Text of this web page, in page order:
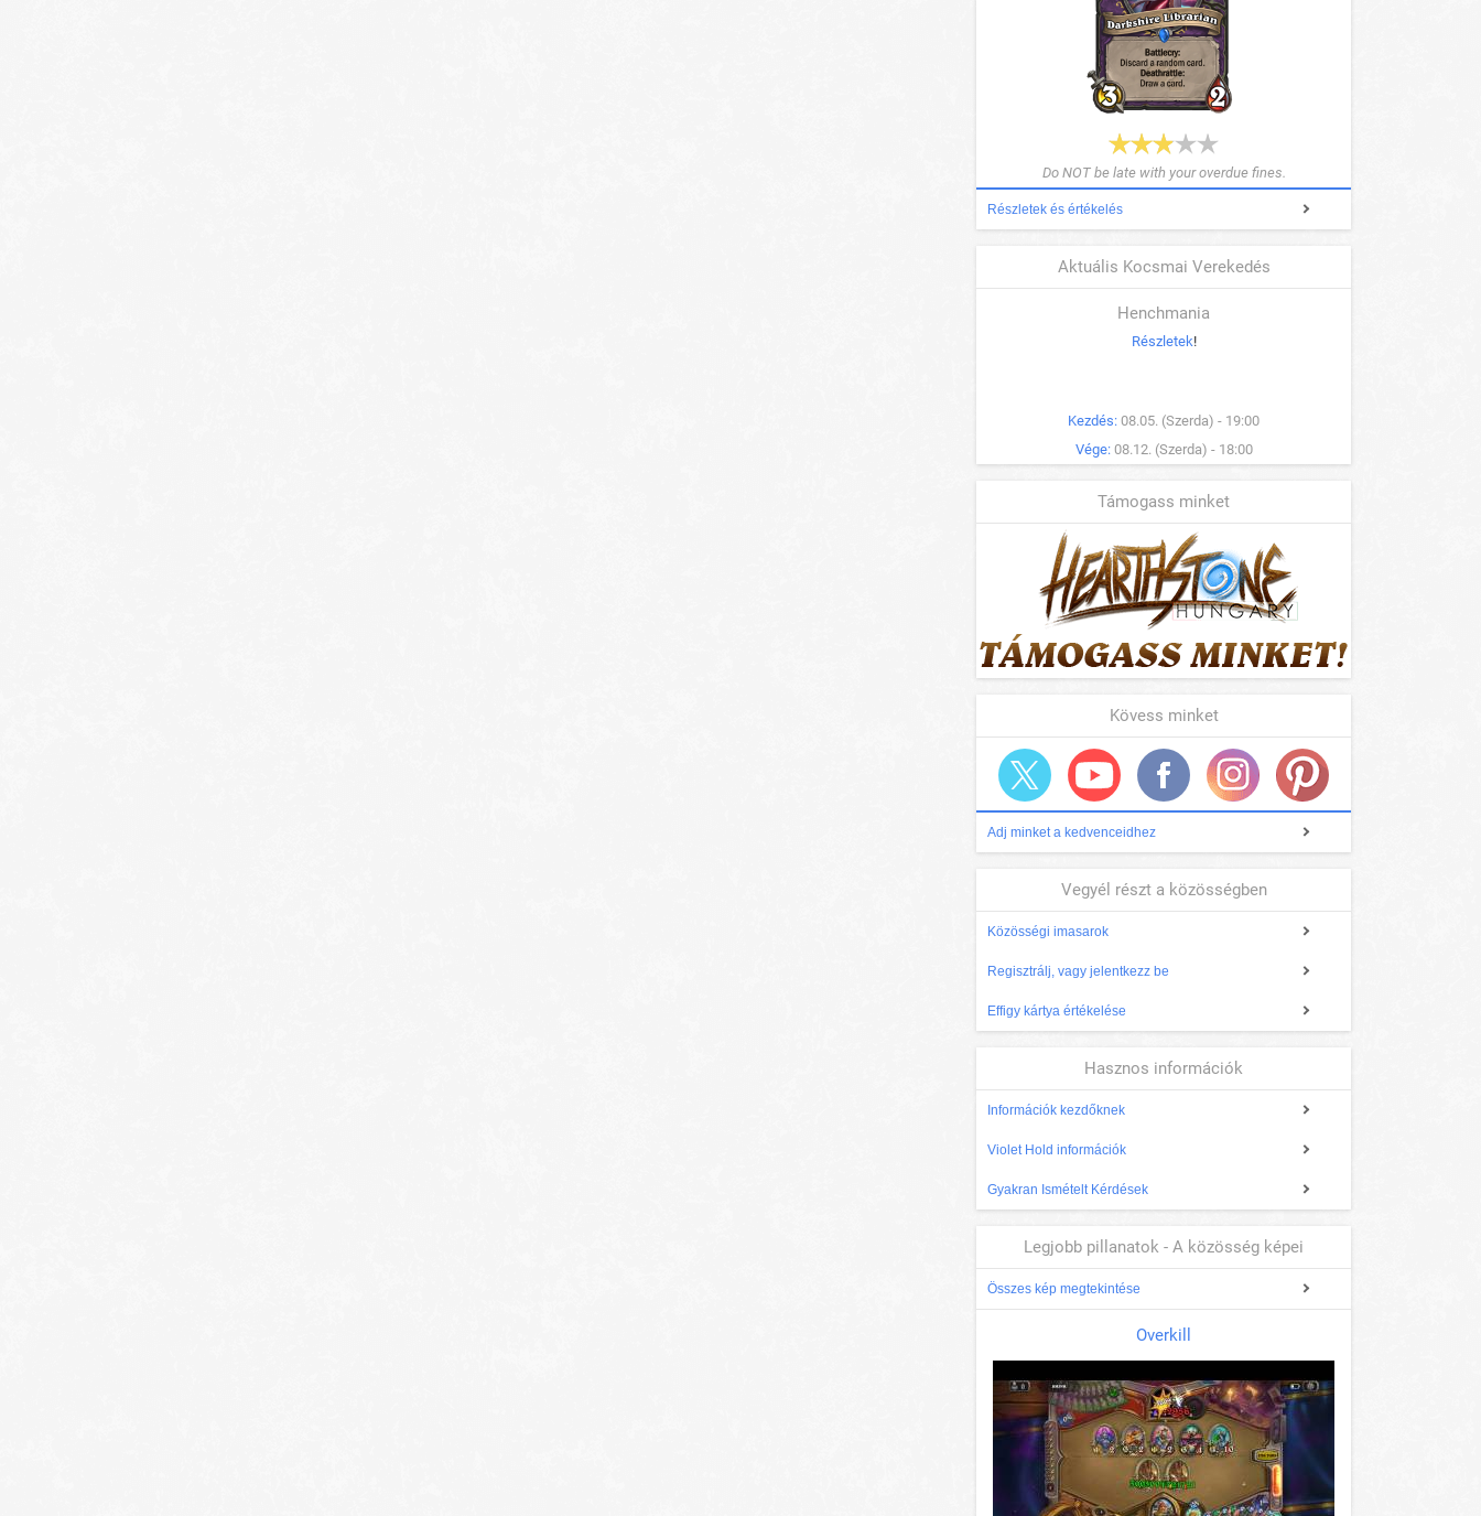
Do NOT be late with your overdue fines.
Részletek és értékelés
Aktuális Kocsmai Verekedés
Henchmania
Részletek!
Kezdés: 08.05. (Szerda) - 19:00
Vége: 08.12. (Szerda) - 18:00
Támogass minket
Kövess minket
Adj minket a kedvenceidhez
Vegyél részt a közösségben
Közösségi imasarok
Regisztrálj, vagy jelentkezz be
Effigy kártya értékelése
Hasznos információk
Információk kezdőknek
Violet Hold információk
Gyakran Ismételt Kérdések
Legjobb pillanatok - A közösség képei
Összes kép megtekintése
Overkill